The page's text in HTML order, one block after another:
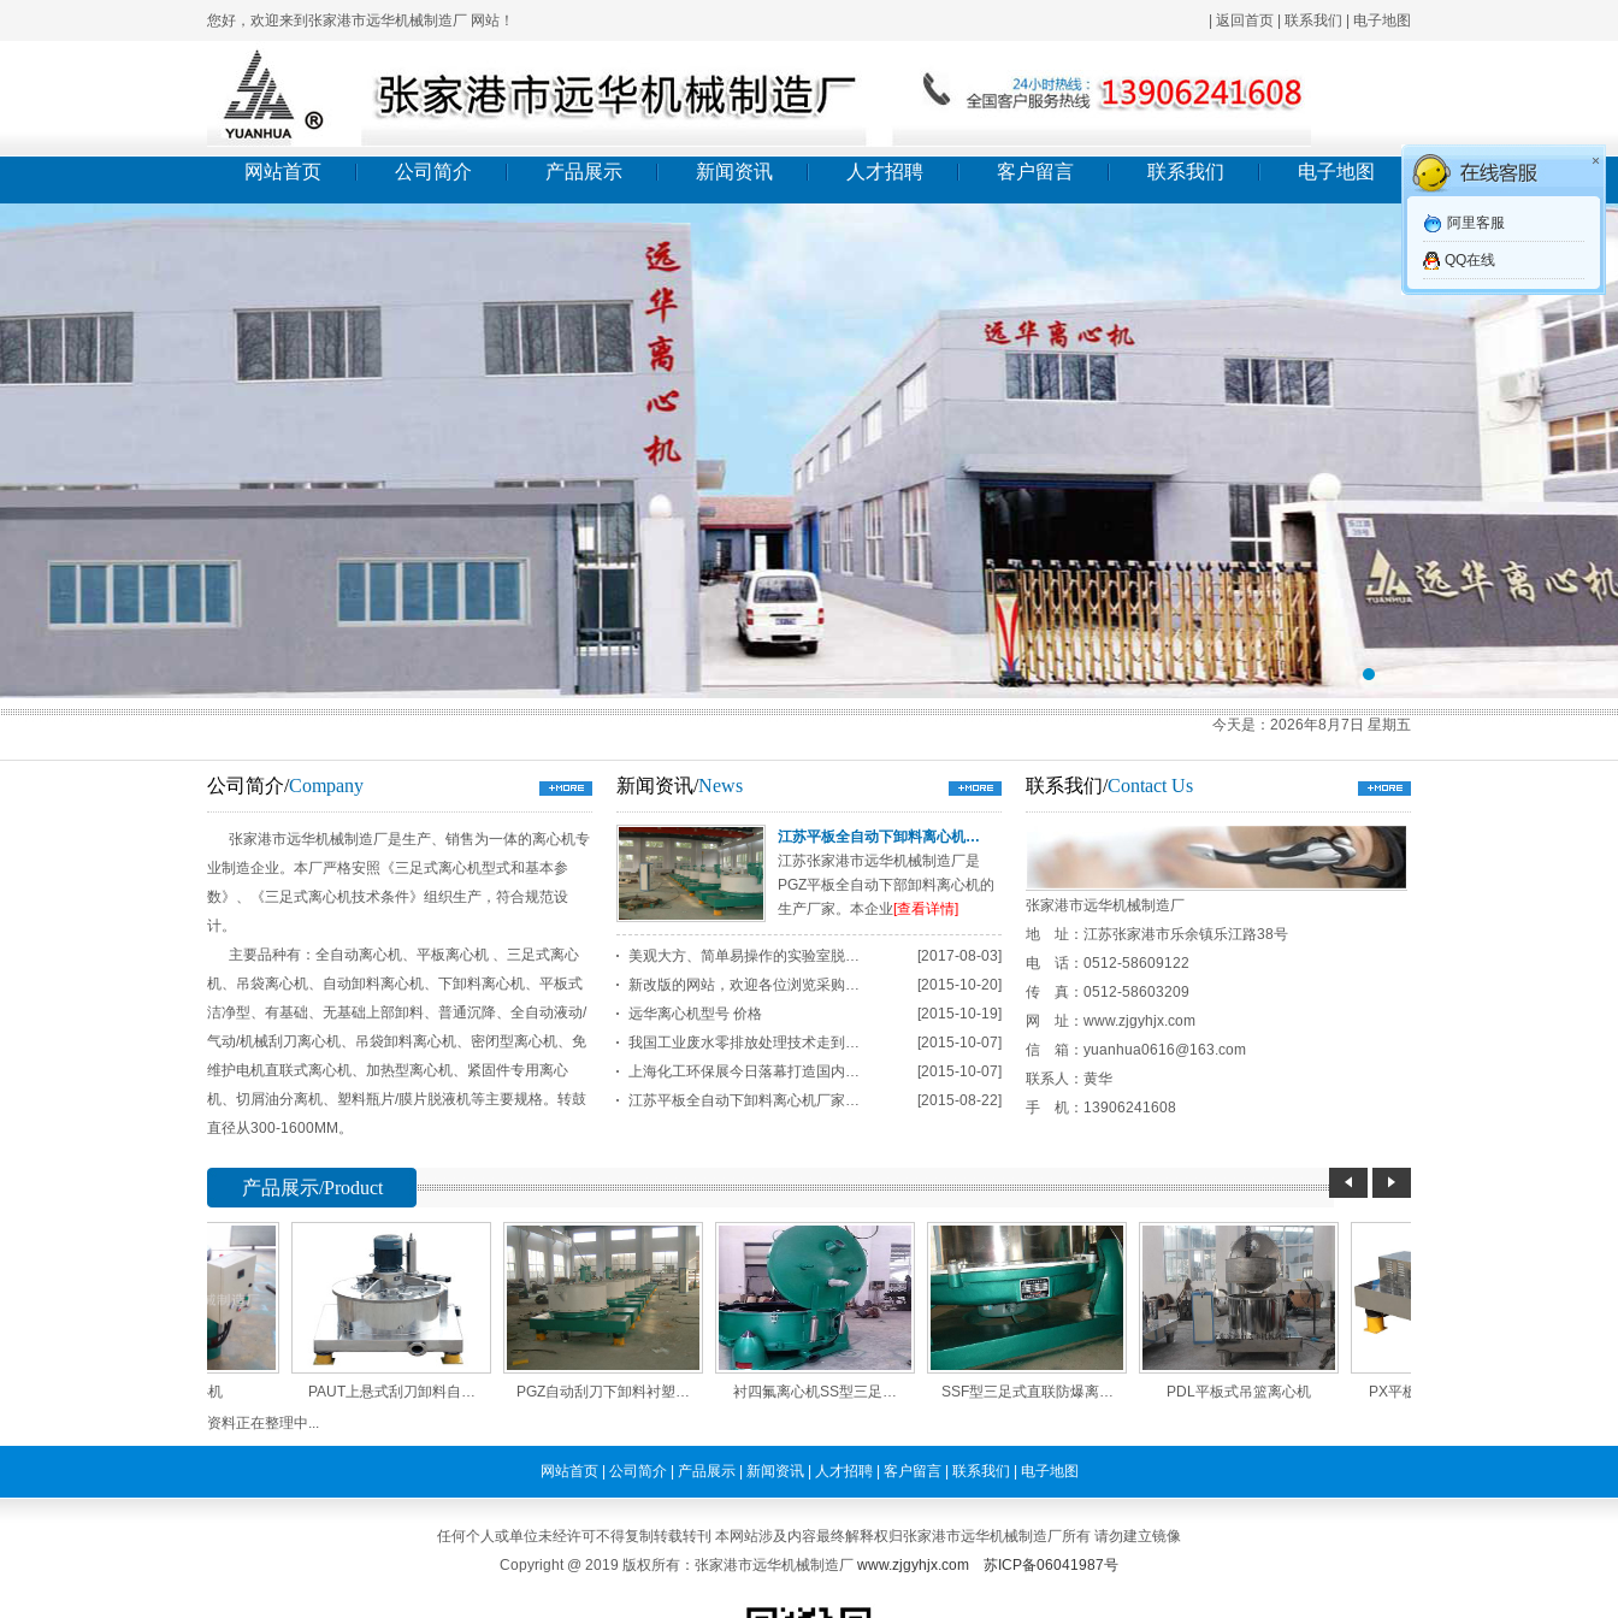
您好，欢迎来到张家港市远华机械制造厂 网站！ 返回首页 联系我们 电子地图
网站首页 公司简介 产品展示 新闻资讯 人才招聘 客户留言 联系我们 电子地图
今天是：2026年8月7日 星期五
公司简介/Company
张家港市远华机械制造厂是生产、销售为一体的离心机专
业制造企业。本厂严格安照《三足式离心机型式和基本参
数》、《三足式离心机技术条件》组织生产，符合规范设
计。
主要品种有：全自动离心机、平板离心机 、三足式离心
机、吊袋离心机、自动卸料离心机、下卸料离心机、平板式
洁净型、有基础、无基础上部卸料、普通沉降、全自动液动/
气动/机械刮刀离心机、吊袋卸料离心机、密闭型离心机、免
维护电机直联式离心机、加热型离心机、紧固件专用离心
机、切屑油分离机、塑料瓶片/膜片脱液机等主要规格。转鼓
直径从300-1600MM。
新闻资讯/News
江苏平板全自动下卸料离心机…
江苏张家港市远华机械制造厂是
PGZ平板全自动下部卸料离心机的
生产厂家。本企业[查看详情]
[2017-08-03]
美观大方、简单易操作的实验室脱…
[2015-10-20]
新改版的网站，欢迎各位浏览采购…
[2015-10-19]
远华离心机型号 价格
[2015-10-07]
我国工业废水零排放处理技术走到…
[2015-10-07]
上海化工环保展今日落幕打造国内…
[2015-08-22]
江苏平板全自动下卸料离心机厂家…
联系我们/Contact Us
张家港市远华机械制造厂
地 址：江苏张家港市乐余镇乐江路38号
电 话：0512-58609122
传 真：0512-58603209
网 址：www.zjgyhjx.com
信 箱：yuanhua0616@163.com
联系人：黄华
手 机：13906241608
产品展示/Product
PAUT上悬式刮刀卸料自… PGZ自动刮刀下卸料衬塑… 衬四氟离心机SS型三足… SSF型三足式直联防爆离… PDL平板式吊篮离心机 PX平板式人工下部卸料…
资料正在整理中...
网站首页| 公司简介| 产品展示| 新闻资讯| 人才招聘| 客户留言| 联系我们 电子地图
任何个人或单位未经许可不得复制转载转刊 本网站涉及内容最终解释权归张家港市远华机械制造厂所有 请勿建立镜像
Copyright @ 2019 版权所有：张家港市远华机械制造厂 www.zjgyhjx.com 苏ICP备06041987号
×
阿里客服
QQ在线